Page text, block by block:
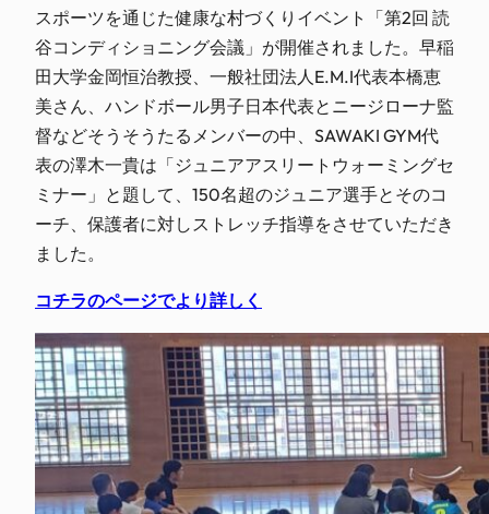
スポーツを通じた健康な村づくりイベント「第2回 読
谷コンディショニング会議」が開催されました。早稲
田大学金岡恒治教授、一般社団法人E.M.I代表本橋恵
美さん、ハンドボール男子日本代表とニージローナ監
督などそうそうたるメンバーの中、SAWAKI GYM代
表の澤木一貴は「ジュニアアスリートウォーミングセ
ミナー」と題して、150名超のジュニア選手とそのコ
ーチ、保護者に対しストレッチ指導をさせていただき
ました。
コチラのページでより詳しく